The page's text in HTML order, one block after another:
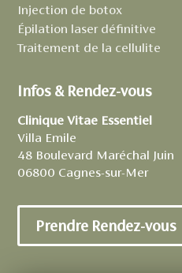
Injection de botox
Épilation laser définitive
Traitement de la cellulite
Infos & Rendez-vous
Clinique Vitae Essentiel
Villa Emile
48 Boulevard Maréchal Juin
06800 Cagnes-sur-Mer
Prendre Rendez-vous